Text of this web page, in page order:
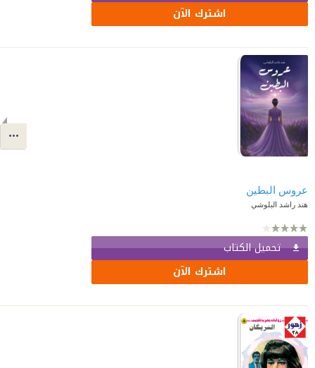
اشترك الآن
عروس البطين
هند راشد البلوشي
تحميل الكتاب
اشترك الآن